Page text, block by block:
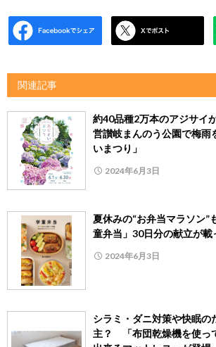
関連記事
約40品種2万本のアジサイ
営讃岐まんのう公園で梅雨
いまつり」
2024年6月3日
夏休みの“お弁当マラソン
童弁当」30日分の献立が載
2024年6月3日
シラミ・ダニ対策や快眠の
主？ 「布団乾燥機を使っ